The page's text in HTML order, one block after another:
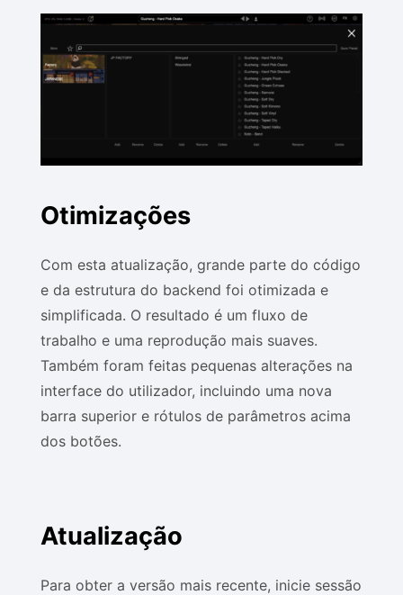
Otimizações
Com esta atualização, grande parte do código
e da estrutura do backend foi otimizada e
simplificada. O resultado é um fluxo de
trabalho e uma reprodução mais suaves.
Também foram feitas pequenas alterações na
interface do utilizador, incluindo uma nova
barra superior e rótulos de parâmetros acima
dos botões.
Atualização
Para obter a versão mais recente, inicie sessão